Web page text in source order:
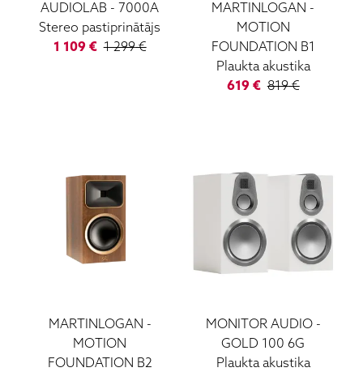
AUDIOLAB -7000A
Stereo pastiprinātājs
1 109€ 1 299€
MARTINLOGAN -
MOTION
FOUNDATION B1
Plaukta akustika
619€ 819€
MARTINLOGAN -
MOTION
FOUNDATION B2
MONITOR AUDIO-
GOLD 100 6G
Plaukta akustika